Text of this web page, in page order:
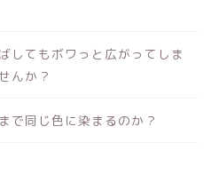
してもボワっと広がってしま
んか？
で同じ色に染まるのか？